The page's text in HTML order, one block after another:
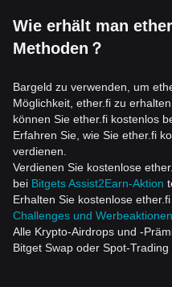
Wie erhält man
Methoden？
Bargeld zu verwenden, um
Möglichkeit, ether.fi zu
können Sie ether.fi kostenlos
Erfahren Sie, wie Sie ether.fi
verdienen.
Verdienen Sie kostenlose
bei Bitgets Assist2Earn-Aktion
Erhalten Sie kostenlose
Challenges und Werbeaktionen
Alle Krypto-Airdrops und -
Bitget Swap oder Spot-